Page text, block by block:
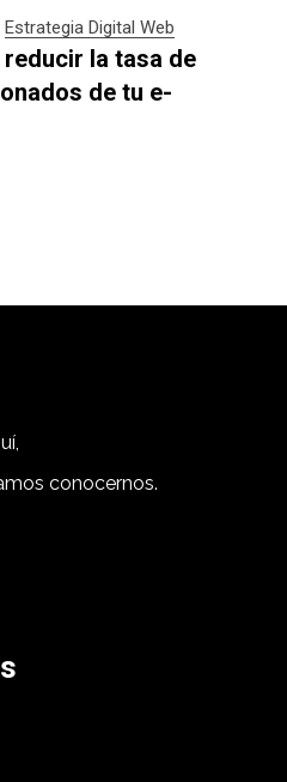
Estrategia Digital Web
la tasa de
de tu e-
conocernos.